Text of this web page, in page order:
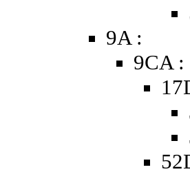
9A :
9CA :